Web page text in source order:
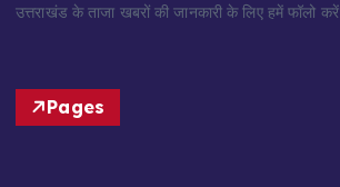
उत्तराखंड के ताजा खबरों की जानकारी के लिए हमें फॉलो करें
Pages